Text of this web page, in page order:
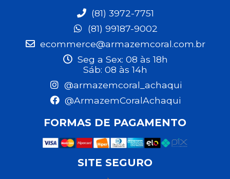
(81) 3972-7751
(81) 99187-9002
ecommerce@armazemcoral.com.br
Seg a Sex: 08 às 18h
Sáb: 08 às 14h
@armazemcoral_achaqui
@ArmazemCoralAchaqui
FORMAS DE PAGAMENTO
SITE SEGURO